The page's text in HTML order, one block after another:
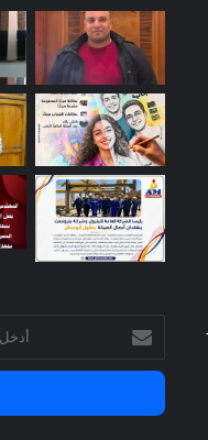
م
ط
ق
ة
:
بريدك
الإلكتروني